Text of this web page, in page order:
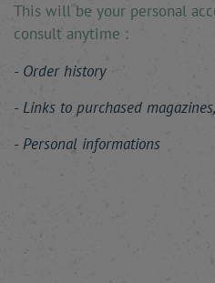
This will be your personal
consult anytime :
Order history
Links to purchased
Personal informations